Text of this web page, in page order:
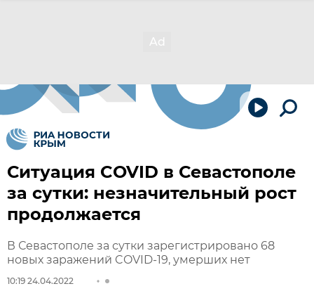
Ситуация COVID в Севастополе
за сутки: незначительный рост
продолжается
В Севастополе за сутки зарегистрировано 68
новых заражений COVID-19, умерших нет
10:19 24.04.2022